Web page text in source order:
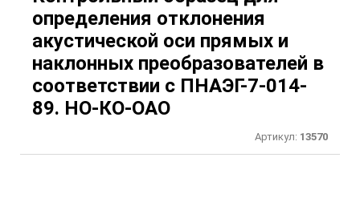
определения отклонения
акустической оси прямых и
наклонных преобразователей в
соответствии с ПНАЭГ-7-014-
89. НО-КО-ОАО
Артикул: 13570